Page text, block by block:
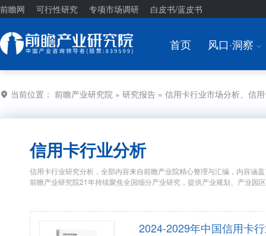
前瞻网 可行性研究 专项市场调研 白皮书/蓝皮书
首页 风口·洞察 I
当前位置： 前瞻产业研究院 » 研究报告 » 信用卡行业市场分析、信
信用卡行业分析
信用卡行业研究分析，全部内容来自前瞻产业院精心整理与汇编，内容涵
前瞻产业研究院21年持续聚焦全国细分产业研究，提供产业规划、产业园
2024-2029年中国信用卡